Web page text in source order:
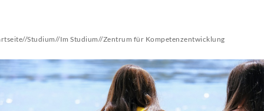
//Studium//Im Studium//Zentrum für Kompetenzentwicklung